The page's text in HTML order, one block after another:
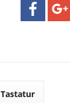
Tastatur